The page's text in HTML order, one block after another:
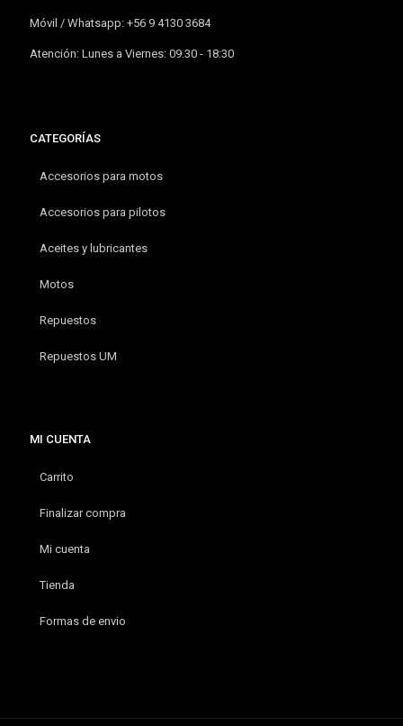
Móvil / Whatsapp: +56 9 4130 3684
Atención: Lunes a Viernes: 09.30 - 18:30
CATEGORÍAS
Accesorios para motos
Accesorios para pilotos
Aceites y lubricantes
Motos
Repuestos
Repuestos UM
MI CUENTA
Carrito
Finalizar compra
Mi cuenta
Tienda
Formas de envio